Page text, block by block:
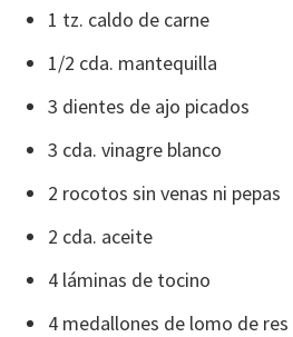
1 tz. caldo de carne
1/2 cda. mantequilla
3 dientes de ajo picados
3 cda. vinagre blanco
2 rocotos sin venas ni pepas
2 cda. aceite
4 láminas de tocino
4 medallones de lomo de